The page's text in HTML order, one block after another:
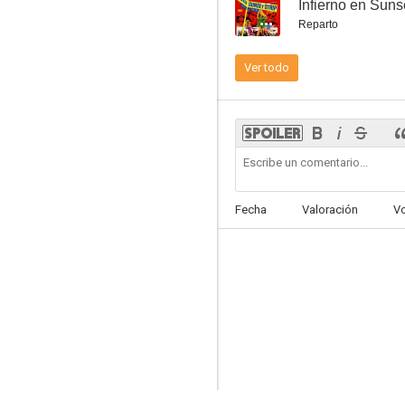
-- Infierno en
Reparto
Ver todo
Fecha Valoración